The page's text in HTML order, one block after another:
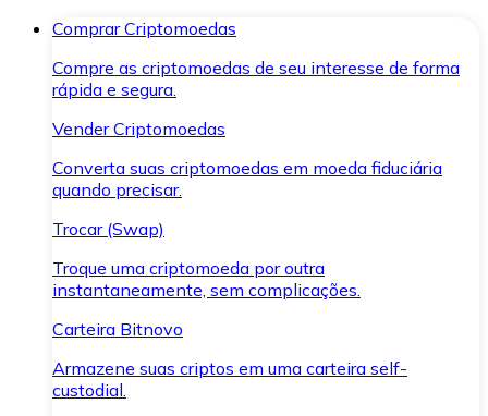
Comprar Criptomoedas
Compre as criptomoedas de seu interesse de forma
rápida e segura.
Vender Criptomoedas
Converta suas criptomoedas em moeda fiduciária
quando precisar.
Trocar (Swap)
Troque uma criptomoeda por outra
instantaneamente, sem complicações.
Carteira Bitnovo
Armazene suas criptos em uma carteira self-
custodial.